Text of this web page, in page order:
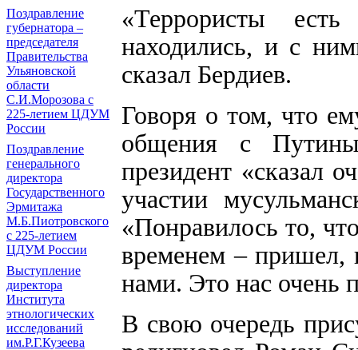
Поздравление
губернатора ‒
председателя
Правительства
Ульяновской
области
С.И.Морозова с
225-летием ЦДУМ
России
Поздравление
генерального
директора
Государственного
Эрмитажа
М.Б.Пиотровского
с 225-летием
ЦДУМ России
Выступление
директора
Института
этнологических
исследований
им.Р.Г.Кузеева
«Террористы
находились, и с
сказал Бердиев.
Говоря о том, что
общения с
президент «сказал
участии
«Понравилось то,
временем – пришел,
нами. Это нас очень
В свою очередь